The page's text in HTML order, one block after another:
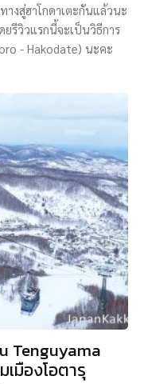
างสู่ฮาโกดาเตะกันแล้วนะ
รีวิวแรกนี้จะเป็นวิธีการ
- Hakodate) นะคะ
Tenguyama
เมืองโอตารุ